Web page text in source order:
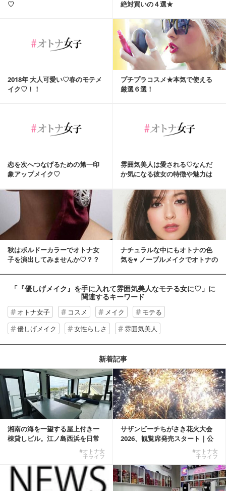
♡ 絶対買いの４選★
2018年 大人可愛い♡春のモテメ
イク♡！！
プチプラコスメ★本気で使える
厳選６選！
恋を次へつなげるための第一印
象アップメイク♡
雰囲気美人は愛される♡なんだ
か気になる彼女の特徴や魅力は
秋はボルドーカラーでオトナ女
子を演出してみませんか♡？？
ナチュラルな中にもオトナの色
気を♥ ノーブルメイクでオトナの
「『優しげメイク』を手に入れて雰囲気美人なモテる女に♡」 に
関連するキーワード
オトナ女子 コスメ メイク
モテる
優しげメイク
女性らしさ 雰囲気美人
新着記事
湘南の海を一望する屋上付き一
棟貸しビル。江ノ島西浜を日常
#オトナ女
子ライフ
サザンビーチちがさき花火大会
2026、観覧席発売スタート｜公
#オトナ女
子ライフ